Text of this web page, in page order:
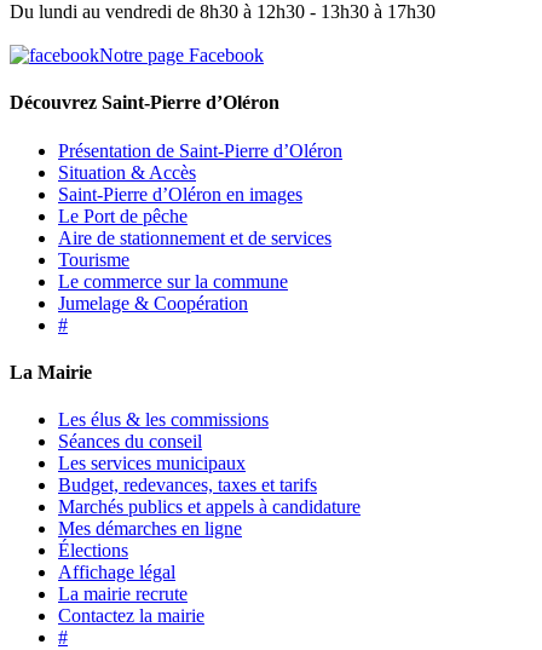
Du lundi au vendredi de 8h30 à 12h30 - 13h30 à 17h30
Notre page Facebook
Découvrez Saint-Pierre d’Oléron
Présentation de Saint-Pierre d’Oléron
Situation & Accès
Saint-Pierre d’Oléron en images
Le Port de pêche
Aire de stationnement et de services
Tourisme
Le commerce sur la commune
Jumelage & Coopération
#
La Mairie
Les élus & les commissions
Séances du conseil
Les services municipaux
Budget, redevances, taxes et tarifs
Marchés publics et appels à candidature
Mes démarches en ligne
Élections
Affichage légal
La mairie recrute
Contactez la mairie
#